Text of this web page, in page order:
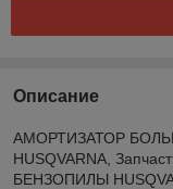
Описание
АМОРТИЗАТОР
HUSQVARNA,
БЕНЗОПИЛЫ